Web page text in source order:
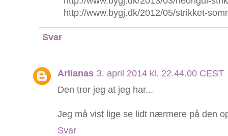
http://www.bygj.dk/2012/05/strikket-
Svar
Arlianas 3. april 2014 kl. 22.44.00 CEST
Den tror jeg at jeg har...
Jeg må vist lige se lidt nærmere på den
Svar